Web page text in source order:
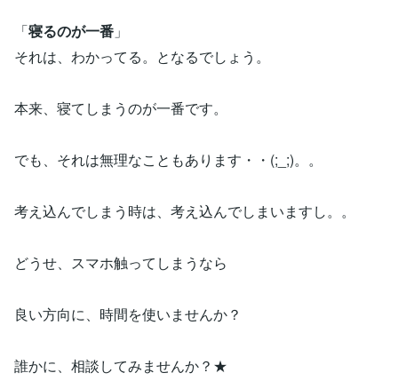
「寝るのが一番 」
それは、わかってる。となるでしょう。
本来、寝てしまうのが一番です。
でも、それは無理なこともあります・・(;_;)。。
考え込んでしまう時は、考え込んでしまいますし。。
どうせ、スマホ触ってしまうなら
良い方向に、時間を使いませんか？
誰かに、相談してみませんか？★